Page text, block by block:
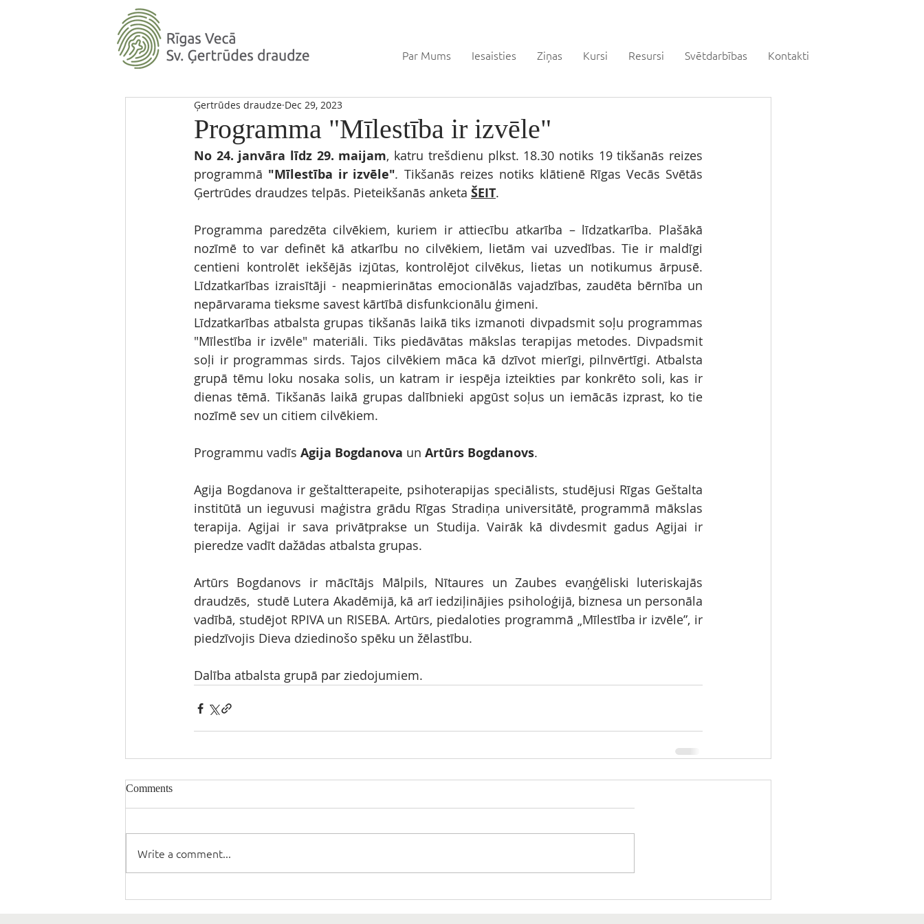
Par Mums Iesaisties Ziņas Kursi Resursi Svētdarbības Kontakti
Programma "Mīlestība ir izvēle"
Ģertrūdes draudze Dec 29, 2023
No 24. janvāra līdz 29. maijam, katru trešdienu plkst. 18.30 notiks 19 tikšanās reizes
programmā "Mīlestība ir izvēle". Tikšanās reizes notiks klātienē Rīgas Vecās Svētās
Ģertrūdes draudzes telpās. Pieteikšanās anketa ŠEIT.
Programma paredzēta cilvēkiem, kuriem ir attiecību atkarība – līdzatkarība. Plašākā
nozīmē to var definēt kā atkarību no cilvēkiem, lietām vai uzvedības. Tie ir maldīgi
centieni kontrolēt iekšējās izjūtas, kontrolējot cilvēkus, lietas un notikumus ārpusē.
Līdzatkarības izraisītāji - neapmierinātas emocionālās vajadzības, zaudēta bērnība un
nepārvarama tieksme savest kārtībā disfunkcionālu ģimeni.
Līdzatkarības atbalsta grupas tikšanās laikā tiks izmanoti divpadsmit soļu programmas
"Mīlestība ir izvēle" materiāli. Tiks piedāvātas mākslas terapijas metodes. Divpadsmit
soļi ir programmas sirds. Tajos cilvēkiem māca kā dzīvot mierīgi, pilnvērtīgi. Atbalsta
grupā tēmu loku nosaka solis, un katram ir iespēja izteikties par konkrēto soli, kas ir
dienas tēmā. Tikšanās laikā grupas dalībnieki apgūst soļus un iemācās izprast, ko tie
nozīmē sev un citiem cilvēkiem.
Programmu vadīs Agija Bogdanova un Artūrs Bogdanovs.
Agija Bogdanova ir geštaltterapeite, psihoterapijas speciālists, studējusi Rīgas Geštalta
institūtā un ieguvusi maģistra grādu Rīgas Stradiņa universitātē, programmā mākslas
terapija. Agijai ir sava privātprakse un Studija. Vairāk kā divdesmit gadus Agijai ir
pieredze vadīt dažādas atbalsta grupas.
Artūrs Bogdanovs ir mācītājs Mālpils, Nītaures un Zaubes evaņģēliski luteriskajās
draudzēs,  studē Lutera Akadēmijā, kā arī iedziļinājies psiholoģijā, biznesa un personāla
vadībā, studējot RPIVA un RISEBA. Artūrs, piedaloties programmā „Mīlestība ir izvēle”, ir
piedzīvojis Dieva dziedinošo spēku un žēlastību.
Dalība atbalsta grupā par ziedojumiem.
Comments
Write a comment...